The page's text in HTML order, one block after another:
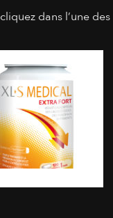
cliquez dans l’une